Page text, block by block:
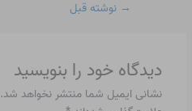
→ نوشته قبل
دیدگاه‌ خود را بنویسید
نشانی ایمیل شما منتشر نخواهد شد.